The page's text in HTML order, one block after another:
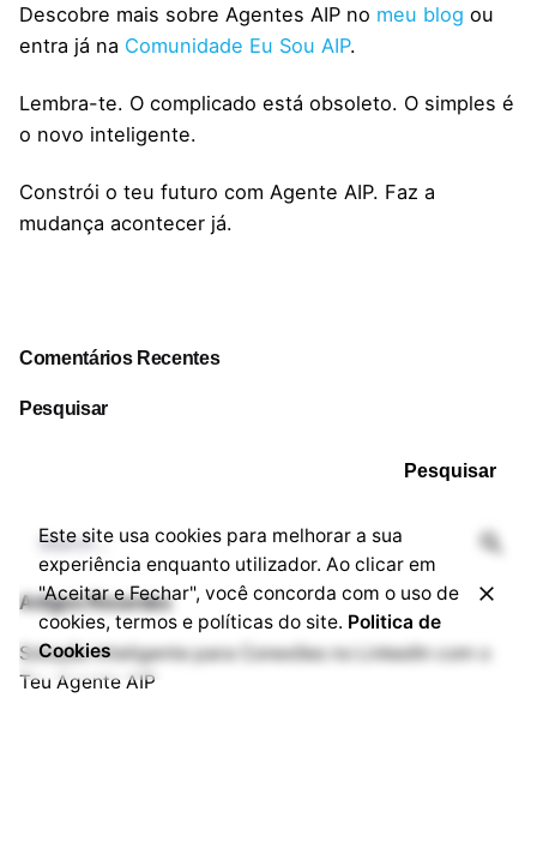
Comentários Recentes
Pesquisar
Pesquisar
Artigos Recentes
Solução Inteligente para Conexões no LinkedIn com o
Teu Agente AIP
Descobre mais sobre Agentes AIP no meu blog ou
entra já na Comunidade Eu Sou AIP.
Lembra-te. O complicado está obsoleto. O simples é
o novo inteligente.
Constrói o teu futuro com Agente AIP. Faz a
mudança acontecer já.
Este site usa cookies para melhorar a sua
experiência enquanto utilizador. Ao clicar em
"Aceitar e Fechar", você concorda com o uso de
cookies, termos e políticas do site. Politica de
Cookies